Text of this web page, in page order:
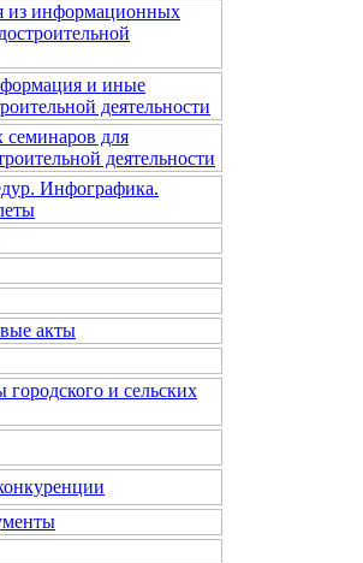
из информационных
и иные
деятельности
для
деятельности
Инфографика.
акты
и сельских